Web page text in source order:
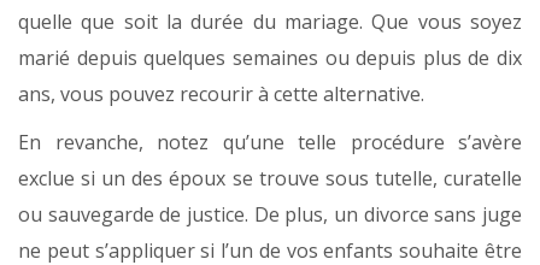
quelle que soit la durée du mariage. Que vous soyez
marié depuis quelques semaines ou depuis plus de dix
ans, vous pouvez recourir à cette alternative.
En revanche, notez qu’une telle procédure s’avère
exclue si un des époux se trouve sous tutelle, curatelle
ou sauvegarde de justice. De plus, un divorce sans juge
ne peut s’appliquer si l’un de vos enfants souhaite être